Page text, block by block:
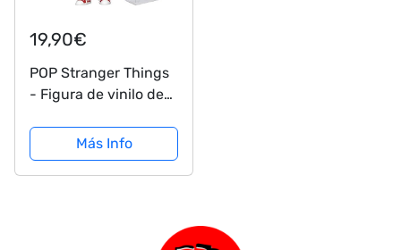
19,90€
POP Stranger Things
- Figura de vinilo de
Ahoy Outfit Funko
Pop! (encuadernada
con funda protectora
Más Info